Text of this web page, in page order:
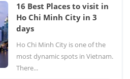
16 Best Places to visit in
Ho Chi Minh City in 3
days
Ho Chi Minh City is one of the
most dynamic spots in Vietnam.
There...